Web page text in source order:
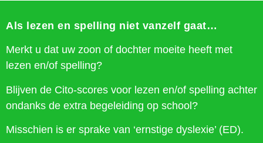
Als lezen en spelling niet vanzelf gaat…
Merkt u dat uw zoon of dochter moeite heeft met
lezen en/of spelling?
Blijven de Cito-scores voor lezen en/of spelling achter
ondanks de extra begeleiding op school?
Misschien is er sprake van ‘ernstige dyslexie’ (ED).